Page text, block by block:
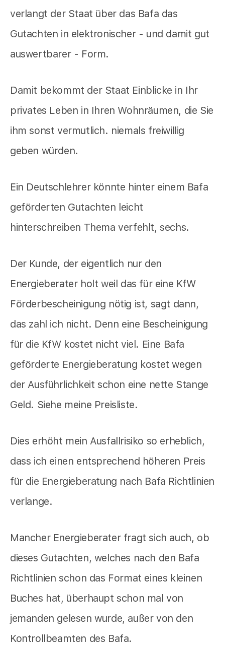
verlangt der Staat über das Bafa das
Gutachten in elektronischer - und damit gut
auswertbarer - Form.
Damit bekommt der Staat Einblicke in Ihr
privates Leben in Ihren Wohnräumen, die Sie
ihm sonst vermutlich. niemals freiwillig
geben würden.
Ein Deutschlehrer könnte hinter einem Bafa
geförderten Gutachten leicht
hinterschreiben Thema verfehlt, sechs.
Der Kunde, der eigentlich nur den
Energieberater holt weil das für eine KfW
Förderbescheinigung nötig ist, sagt dann,
das zahl ich nicht. Denn eine Bescheinigung
für die KfW kostet nicht viel. Eine Bafa
geförderte Energieberatung kostet wegen
der Ausführlichkeit schon eine nette Stange
Geld. Siehe meine Preisliste.
Dies erhöht mein Ausfallrisiko so erheblich,
dass ich einen entsprechend höheren Preis
für die Energieberatung nach Bafa Richtlinien
verlange.
Mancher Energieberater fragt sich auch, ob
dieses Gutachten, welches nach den Bafa
Richtlinien schon das Format eines kleinen
Buches hat, überhaupt schon mal von
jemanden gelesen wurde, außer von den
Kontrollbeamten des Bafa.